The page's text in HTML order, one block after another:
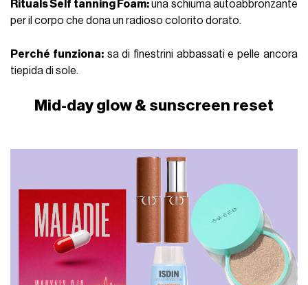
Rituals Self tanning Foam:una schiumaautoabbronzante
per il corpo che dona un radioso colorito dorato.
Perché funziona:sa di finestrini abbassati e pelle ancora
tiepida di sole.
Mid-day glow & sunscreen reset